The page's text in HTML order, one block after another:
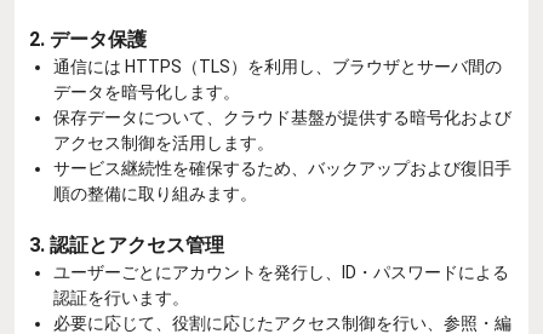
2. データ保護
通信には HTTPS（TLS）を利用し、ブラウザとサーバ間の
データを暗号化します。
保存データについて、クラウド基盤が提供する暗号化および
アクセス制御を活用します。
サービス継続性を確保するため、バックアップおよび復旧手
順の整備に取り組みます。
3. 認証とアクセス管理
ユーザーごとにアカウントを発行し、ID・パスワードによる
認証を行います。
必要に応じて、役割に応じたアクセス制御を行い、参照・編